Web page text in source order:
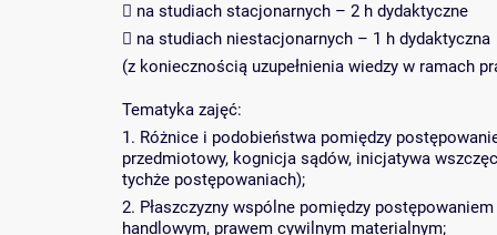
 na studiach stacjonarnych – 2 h dydaktyczne
 na studiach niestacjonarnych – 1 h dydaktyczna
(z koniecznością uzupełnienia wiedzy w ramach
Tematyka zajęć:
1. Różnice i podobieństwa pomiędzy
przedmiotowy, kognicja sądów, inicjatywa
tychże postępowaniach);
2. Płaszczyzny wspólne pomiędzy
handlowym, prawem cywilnym materialnym;